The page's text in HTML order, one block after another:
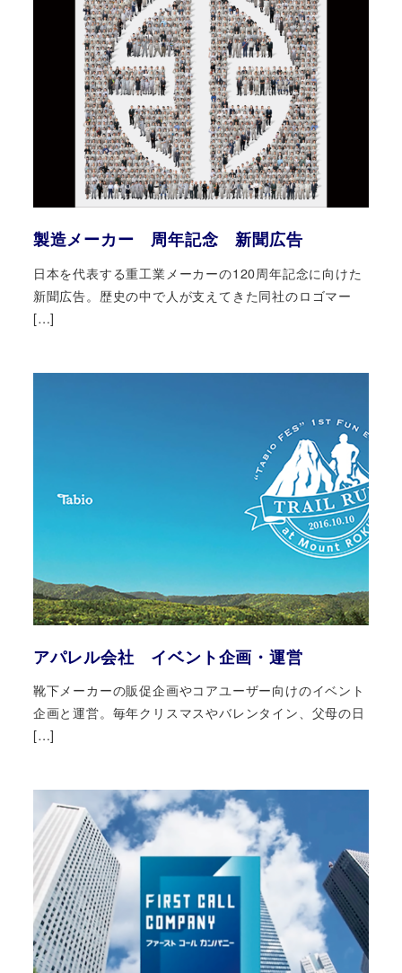
製造メーカー 周年記念 新聞広告
日本を代表する重工業メーカーの120周年記念に向けた
新聞広告。歴史の中で人が支えてきた同社のロゴマー
[…]
アパレル会社 イベント企画・運営
靴下メーカーの販促企画やコアユーザー向けのイベント
企画と運営。毎年クリスマスやバレンタイン、父母の日
[…]